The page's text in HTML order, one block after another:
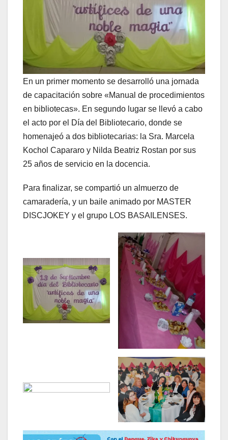
En un primer momento se desarrolló una jornada
de capacitación sobre «Manual de procedimientos
en bibliotecas». En segundo lugar se llevó a cabo
el acto por el Día del Bibliotecario, donde se
homenajeó a dos bibliotecarias: la Sra. Marcela
Kochol Capararo y Nilda Beatriz Rostan por sus
25 años de servicio en la docencia.
Para finalizar, se compartió un almuerzo de
camaradería, y un baile animado por MASTER
DISCJOKEY y el grupo LOS BASAILENSES.